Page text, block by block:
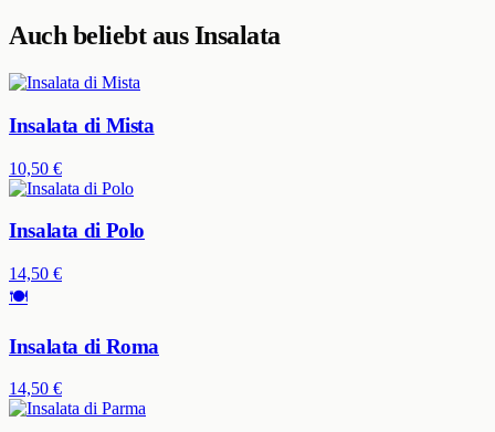
Auch beliebt ausInsalata
Insalata di Mista
10,50 €
Insalata di Polo
14,50 €
🍽️
Insalata di Roma
14,50 €